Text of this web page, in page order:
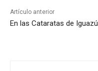
Artículo anterior
En las Cataratas de Iguazú